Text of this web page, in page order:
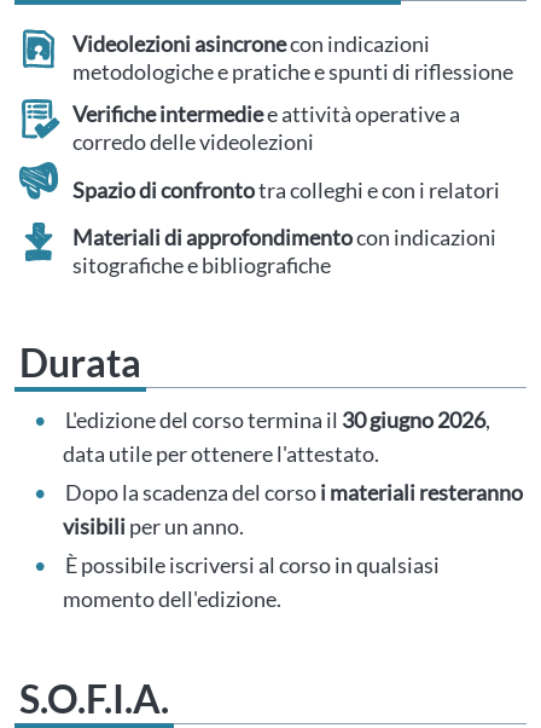
Videolezioni asincronecon indicazioni
metodologiche e pratiche e spunti di riflessione
Verifiche intermediee attività operative a
corredo delle videolezioni
Spazio di confrontotra colleghi e con i relatori
Materiali di approfondimentocon indicazioni
sitografiche e bibliografiche
Durata
L'edizione del corso termina il 30 giugno 2026,
data utile per ottenere l'attestato.
Dopo la scadenza del corsoi materiali resteranno
visibiliper un anno.
È possibile iscriversi al corso in qualsiasi
momento dell'edizione.
S.O.F.I.A.